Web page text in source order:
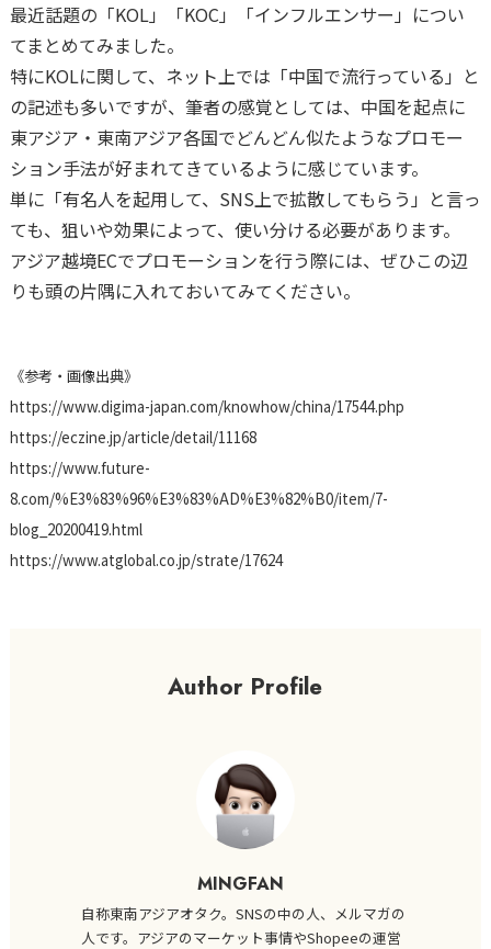
最近話題の「KOL」「KOC」「インフルエンサー」につい
てまとめてみました。
特にKOLに関して、ネット上では「中国で流行っている」と
の記述も多いですが、筆者の感覚としては、中国を起点に
東アジア・東南アジア各国でどんどん似たようなプロモー
ション手法が好まれてきているように感じています。
単に「有名人を起用して、SNS上で拡散してもらう」と言っ
ても、狙いや効果によって、使い分ける必要があります。
アジア越境ECでプロモーションを行う際には、ぜひこの辺
りも頭の片隅に入れておいてみてください。
《参考・画像出典》
https://www.digima-japan.com/knowhow/china/17544.php
https://eczine.jp/article/detail/11168
https://www.future-
8.com/%E3%83%96%E3%83%AD%E3%82%B0/item/7-
blog_20200419.html
https://www.atglobal.co.jp/strate/17624
Author Profile
MINGFAN
自称東南アジアオタク。SNSの中の人、メルマガの
人です。アジアのマーケット事情やShopeeの運営